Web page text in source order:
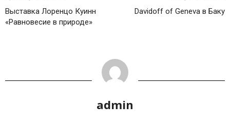
Выставка Лоренцо Куинн
«Равновесие в природе»
Davidoff of Geneva в Баку
admin